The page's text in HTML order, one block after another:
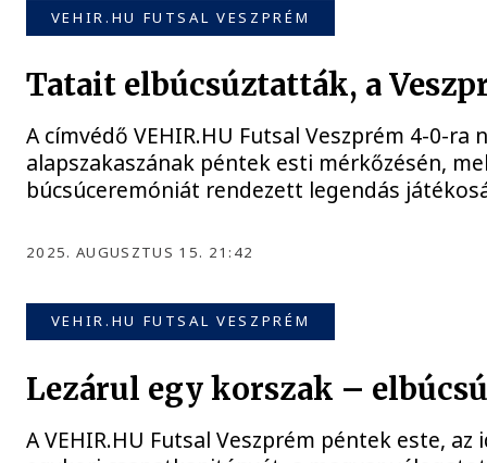
VEHIR.HU FUTSAL VESZPRÉM
Tatait elbúcsúztatták, a
A címvédő VEHIR.HU Futsal Veszprém 4-0-ra
alapszakaszának péntek esti mérkőzésén,
búcsúceremóniát rendezett legendás
2025. AUGUSZTUS 15. 21:42
VEHIR.HU FUTSAL VESZPRÉM
Lezárul egy korszak –
A VEHIR.HU Futsal Veszprém péntek este,